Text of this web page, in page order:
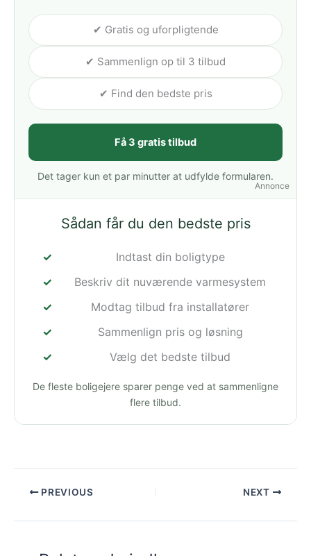
Annonce
✔ Gratis og uforpligtende
✔ Sammenlign op til 3 tilbud
✔ Find den bedste pris
Få 3 gratis tilbud
Det tager kun et par minutter at udfylde formularen.
Sådan får du den bedste pris
Indtast din boligtype
Beskriv dit nuværende varmesystem
Modtag tilbud fra installatører
Sammenlign pris og løsning
Vælg det bedste tilbud
De fleste boligejere sparer penge ved at sammenligne
flere tilbud.
PREVIOUS NEXT